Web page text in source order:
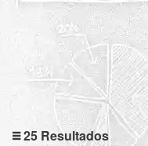
25 Resultados